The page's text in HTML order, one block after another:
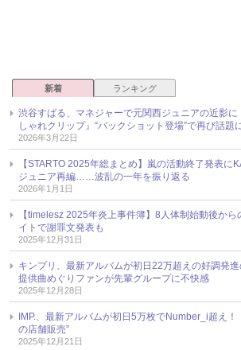
新着 ランキング
渋谷すばる、マネジャーで元関西ジュニアの近影
しゃれクリップ』“バックショット登場”で再び話題
2026年3月22日
【STARTO 2025年総まとめ】嵐の活動終了発表に
ジュニア再編……波乱の一年を振り返る
2026年1月1日
【timelesz 2025年炎上事件簿】8人体制始動後か
イトで謝罪文発表も
2025年12月31日
キンプリ、最新アルバムが初日22万超えの好調発
提供曲めぐりファンが先輩グループに不快感
2025年12月28日
IMP.、最新アルバムが初日5万枚でNumber_i超え
の店舗販売”
2025年12月21日